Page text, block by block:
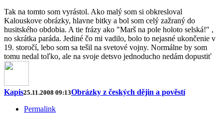
Tak na tomto som vyrástol. Ako malý som si obkresloval
Kalouskove obrázky, hlavne bitky a bol som celý zažraný do
husitského obdobia. A tie frázy ako "Marš na pole holoto selská!" ,
no skrátka paráda. Jediné čo mi vadilo, bolo to nejasné ukončenie v
19. storočí, lebo som sa tešil na svetové vojny. Normálne by som
tomu nedal toľko, ale na svoje detsvo jednoducho nedám dopustiť
Kapis25.11.2008 09:13Obrázky z českých dějin a pověstí
Permalink